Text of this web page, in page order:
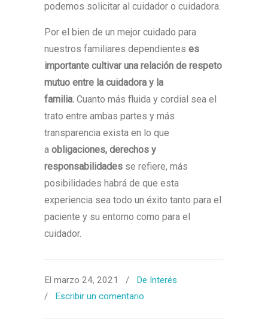
podemos solicitar al cuidador o cuidadora.
Por el bien de un mejor cuidado para
nuestros familiares dependientes es
importante cultivar una relación de respeto
mutuo entre la cuidadora y la
familia. Cuanto más fluida y cordial sea el
trato entre ambas partes y más
transparencia exista en lo que
a obligaciones, derechos y
responsabilidades se refiere, más
posibilidades habrá de que esta
experiencia sea todo un éxito tanto para el
paciente y su entorno como para el
cuidador.
El marzo 24, 2021 /
De Interés
/ Escribir un comentario